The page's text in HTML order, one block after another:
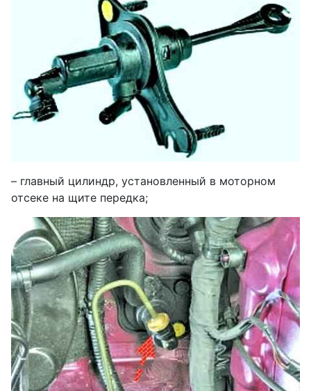
– главный цилиндр, установленный в моторном
отсеке на щите передка;